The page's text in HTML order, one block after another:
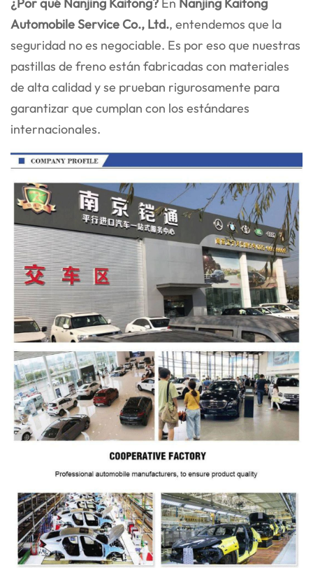
¿Por qué Nanjing Kaitong? En Nanjing Kaitong
Automobile Service Co., Ltd., entendemos que la
seguridad no es negociable. Es por eso que nuestras
pastillas de freno están fabricadas con materiales
de alta calidad y se prueban rigurosamente para
garantizar que cumplan con los estándares
internacionales.